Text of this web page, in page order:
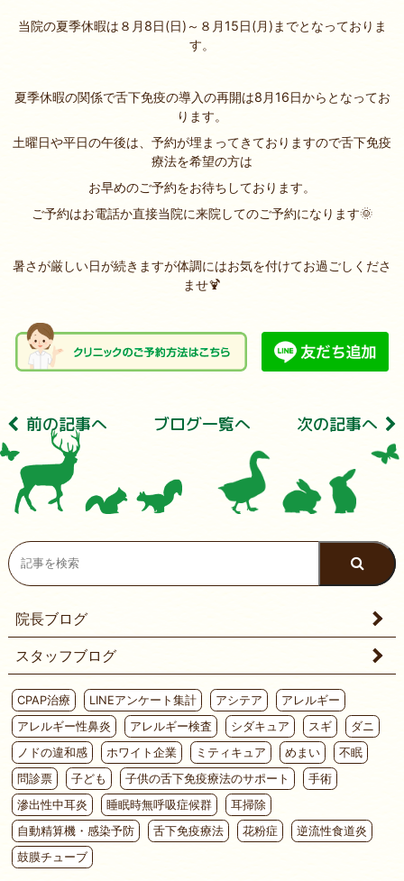
当院の夏季休暇は８月8日(日)～８月15日(月)までとなっておりま
す。
夏季休暇の関係で舌下免疫の導入の再開は8月16日からとなってお
ります。
土曜日や平日の午後は、予約が埋まってきておりますので舌下免疫
療法を希望の方は
お早めのご予約をお待ちしております。
ご予約はお電話か直接当院に来院してのご予約になります🌞
暑さが厳しい日が続きますが体調にはお気を付けてお過ごしくださ
ませ🍹
院長ブログ
スタッフブログ
CPAP治療 LINEアンケート集計 アシテア
アレルギー
アレルギー性鼻炎
アレルギー検査 シダキュア スギ
ダニ
ノドの違和感
ホワイト企業 ミティキュア めまい
不眠
問診票
子ども 子供の舌下免疫療法のサポート
手術
滲出性中耳炎
睡眠時無呼吸症候群
耳掃除
自動精算機・感染予防
舌下免疫療法 花粉症
逆流性食道炎
鼓膜チューブ
前の記事へ ブログ⼀覧へ 次の記事へ